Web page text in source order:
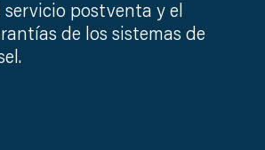
servicio postventa y el
de los sistemas de